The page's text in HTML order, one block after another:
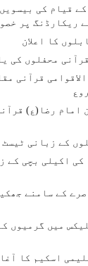
قیام کی
ریکارڈنگ پر
کا اعلان
محفلوں کی
امام رضا(ع)
کے زبانی ٹیسٹ
کی اکیلی بچی کے
کے سامنے
میں گرمیوں
اسکیم کا